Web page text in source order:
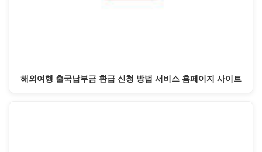
해외여행 출국납부금 환급 신청 방법 서비스 홈페이지 사이트